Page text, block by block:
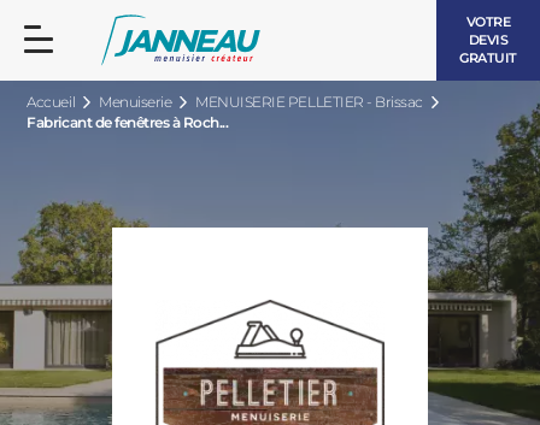
VOTRE
DEVIS
GRATUIT
Accueil Menuiserie
MENUISERIE PELLETIER - Brissac
Fabricant de fenêtres à Roch...
FENÊTRES ET PORTES-FENÊTRES
BOIS
BAIES VITRÉES
PORTES D’ENTRÉE
LES CONTEMPORAINES
LES INTEMPORELLES